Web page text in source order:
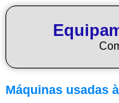
Máquinas usadas